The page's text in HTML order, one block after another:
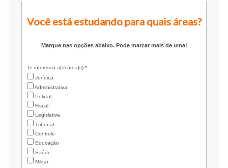
Você está estudando para quais áreas?
Marque nas opções abaixo. Pode marcar mais de uma!
Te interessa a(s) área(s):*
Jurídica
Administrativa
Policial
Fiscal
Legislativa
Tribunal
Controle
Educação
Saúde
Militar